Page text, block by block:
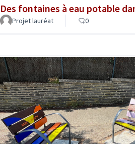
Des fontaines à eau potable
Projet lauréat 0